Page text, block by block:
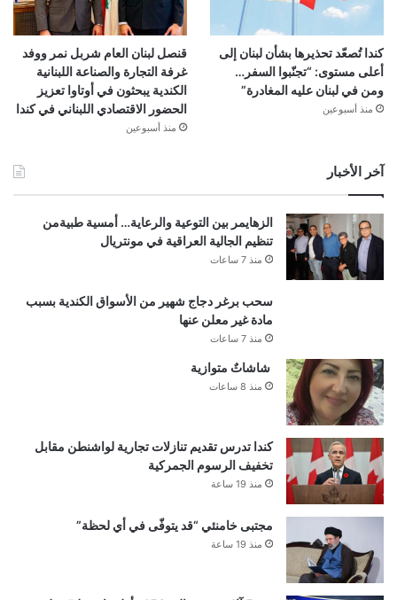
كندا تُصعّد تحذيرها بشأن لبنان إلى
أعلى مستوى: “تجنّبوا السفر…
ومن في لبنان عليه المغادرة”
منذ أسبوعين
قنصل لبنان العام شربل نمر ووفد
غرفة التجارة والصناعة اللبنانية
الكندية يبحثون في أوتاوا تعزيز
الحضور الاقتصادي اللبناني في كندا
منذ أسبوعين
آخر الأخبار
الزهايمر بين التوعية والرعاية… أمسية طبيةمن
تنظيم الجالية العراقية في مونتريال
منذ 7 ساعات
سحب برغر دجاج شهير من الأسواق الكندية بسبب
مادة غير معلن عنها
منذ 7 ساعات
شاشاتٌ متوازية
منذ 8 ساعات
كندا تدرس تقديم تنازلات تجارية لواشنطن مقابل
تخفيف الرسوم الجمركية
منذ 19 ساعة
مجتبى خامنئي “قد يتوفّى في أي لحظة”
منذ 19 ساعة